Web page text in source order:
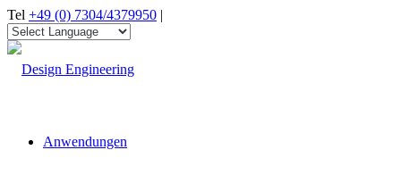
Tel +49 (0) 7304/4379950 |
Anwendungen